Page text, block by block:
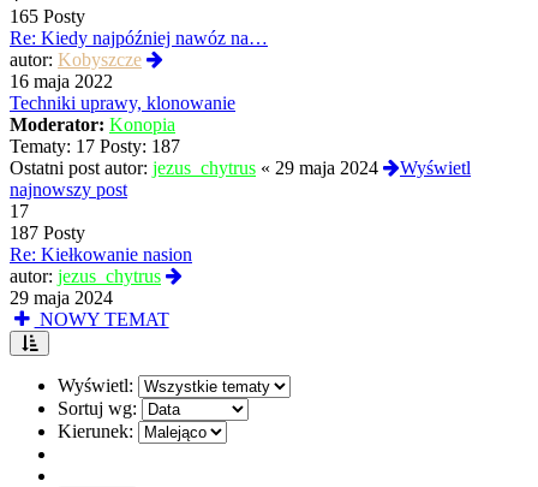
165 Posty
Re: Kiedy najpóźniej nawóz na…
autor: Kobyszcze
post
16 maja 2022
Techniki uprawy, klonowanie
Moderator: Konopia
Tematy: 17 Posty: 187
Ostatni post autor: jezus_chytrus « 29 maja 2024
Wyświetl
najnowszy post
17
187 Posty
Re: Kiełkowanie nasion
autor: jezus_chytrus
29 maja 2024
NOWY TEMAT
Wyświetl:
Sortuj wg:
Kierunek: